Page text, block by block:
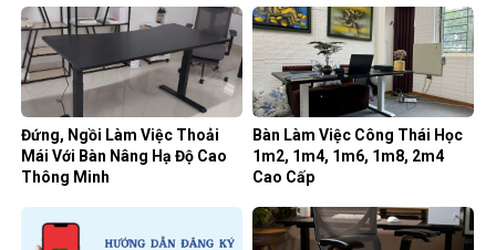
Đứng, Ngồi Làm Việc Thoải
Mái Với Bàn Nâng Hạ Độ Cao
Thông Minh
Bàn Làm Việc Công Thái Học
1m2, 1m4, 1m6, 1m8, 2m4
Cao Cấp